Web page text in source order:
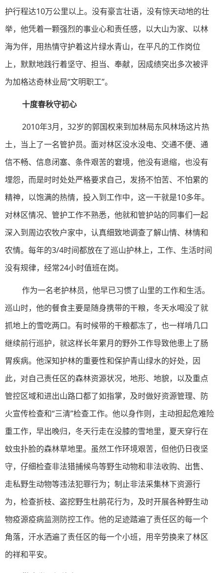
护行程达10万公里以上。没有豪言壮语，没有惊天动地的壮
举，他凭着一颗强烈的事业心和责任感，以大山为家、以林
海为伴，用热情守护着这片绿水青山，在平凡的工作岗位
上，默默地践行着坚守、担当、奉献，因成绩突出多次被评
为加格达奇林业局“文明职工”。
十度春秋守初心
2010年3月，32岁的郭国权来到加林局东风林场这片热
土，当上了一名管护员。面对林区没水没电、交通不便、通
信不畅、信息闭塞、条件艰苦的窘境，他没有退缩，也没有
埋怨，而是时时处处严格要求自己，发扬不怕苦、不怕累的
精神，以饱满的热情，投入到工作中，这一干就是10多年。
对林区情况、管护工作不熟悉，他就和管护站的同事们一起
深入到周边农牧户家中，认真细致地调查了解山情、林情和
农情。每年的3/4时间都放在了巡山护林上，工作、生活时间
没有规律，经常24小时值班在岗。
作为一名老护林员，他早已习惯了山里的工作和生活。
巡山时，他的餐食主要是随身携带的干粮，冬天水喝没了就
抓地上的雪吃两口。有时候带的干粮都冻了，也一样啃几口
继续前行巡护，就这样长年累月的野外工作导致他患上了肠
胃疾病。他深知护林的重要性和保护青山绿水的好处，因
此，对自己责任区的森林资源状况，地形、地貌，以及重点
管控区域和进出山路口都了如指掌，及时做好资源管理、防
火宣传检查和“三清”检查工作。他以身作则，主动担起危难险
重工作，早出晚归，冬天行走在没膝的雪地里，夏天穿行在
蚊虫扑脸的森林草地里。虽然工作环境艰苦，但他仍日夜坚
守，仔细检查非法猎捕候鸟等野生动物和非法收购、出售、
走私野生动物等违法犯罪行为；制止非法采集林下资源行
为，检查折枝、盗挖野生杜鹃花行为，及时开展各种野生动
物疫源疫病监测防控工作。他的足迹踏遍了责任区的每一个
角落，汗水洒遍了责任区的每一个小班，用辛劳换来了林区
的祥和平安。